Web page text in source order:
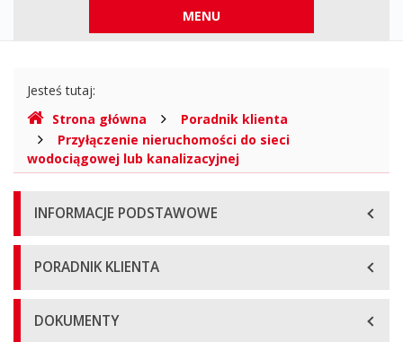
MENU
Gdzie
jesteśmy
Jesteś tutaj:
Strona główna
Poradnik klienta
Przyłączenie nieruchomości do sieci
wodociągowej lub kanalizacyjnej
Menu
główne
INFORMACJE PODSTAWOWE
PORADNIK KLIENTA
DOKUMENTY